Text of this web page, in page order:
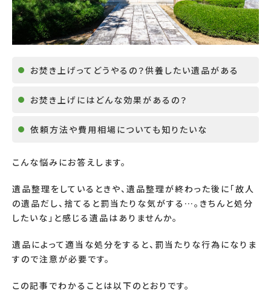
お焚き上げってどうやるの？供養したい遺品がある
お焚き上げにはどんな効果があるの？
依頼方法や費用相場についても知りたいな
こんな悩みにお答えします。
遺品整理をしているときや、遺品整理が終わった後に「故人
の遺品だし、捨てると罰当たりな気がする…。きちんと処分
したいな」と感じる遺品はありませんか。
遺品によって適当な処分をすると、罰当たりな行為になりま
すので注意が必要です。
この記事でわかることは以下のとおりです。